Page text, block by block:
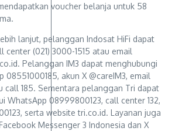
voucher belanja untuk 58
lanjut, pelanggan Indosat HiFi dapat
center (021) 3000-1515 atau email
Pelanggan IM3 dapat menghubungi
08551000185, akun X @careIM3, email
call 185. Sementara pelanggan Tri dapat
WhatsApp 08999800123, call center 132,
serta website tri.co.id. Layanan juga
Messenger 3 Indonesia dan X